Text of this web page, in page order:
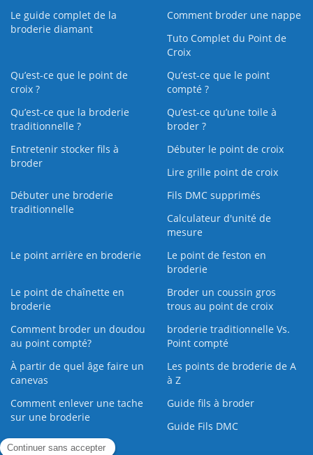
Le guide complet de la
broderie diamant
Comment broder une nappe
Tuto Complet du Point de
Croix
Qu’est-ce que le point de
croix ?
Qu’est-ce que le point
compté ?
Qu’est-ce que la broderie
traditionnelle ?
Qu’est‑ce qu’une toile à
broder ?
Entretenir stocker fils à
broder
Débuter le point de croix
Lire grille point de croix
Débuter une broderie
traditionnelle
Fils DMC supprimés
Calculateur d'unité de
mesure
Le point arrière en broderie
Le point de feston en
broderie
Le point de chaînette en
broderie
Broder un coussin gros
trous au point de croix
Comment broder un doudou
au point compté?
broderie traditionnelle Vs.
Point compté
À partir de quel âge faire un
canevas
Les points de broderie de A
à Z
Comment enlever une tache
sur une broderie
Guide fils à broder
Guide Fils DMC
Guide de la Broderie